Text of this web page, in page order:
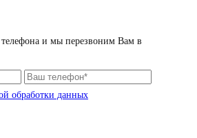
и мы перезвоним Вам в
обработки данных